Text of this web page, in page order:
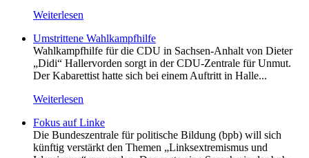
Weiterlesen
Umstrittene Wahlkampfhilfe
Wahlkampfhilfe für die CDU in Sachsen-Anhalt von Dieter
„Didi“ Hallervorden sorgt in der CDU-Zentrale für Unmut.
Der Kabarettist hatte sich bei einem Auftritt in Halle...
Weiterlesen
Fokus auf Linke
Die Bundeszentrale für politische Bildung (bpb) will sich
künftig verstärkt den Themen „Linksextremismus und